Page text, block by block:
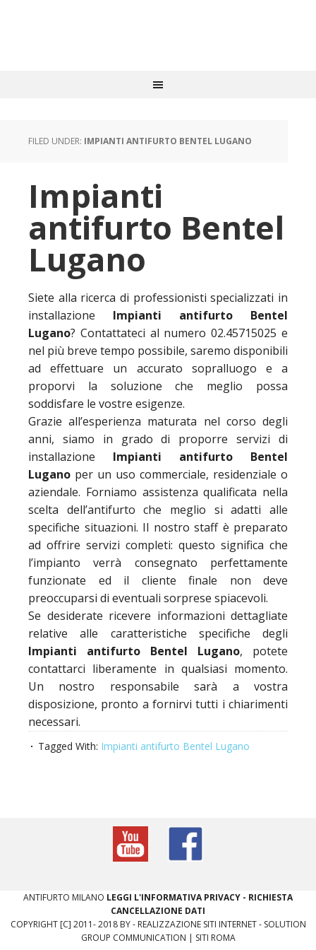
FILED UNDER: IMPIANTI ANTIFURTO BENTEL LUGANO
Impianti
antifurto Bentel
Lugano
Siete alla ricerca di professionisti specializzati in
installazione Impianti antifurto Bentel
Lugano? Contattateci al numero 02.45715025 e
nel più breve tempo possibile, saremo disponibili
ad effettuare un accurato sopralluogo e a
proporvi la soluzione che meglio possa
soddisfare le vostre esigenze.
Grazie all’esperienza maturata nel corso degli
anni, siamo in grado di proporre servizi di
installazione Impianti antifurto Bentel
Lugano per un uso commerciale, residenziale o
aziendale. Forniamo assistenza qualificata nella
scelta dell’antifurto che meglio si adatti alle
specifiche situazioni. Il nostro staff è preparato
ad offrire servizi completi: questo significa che
l’impianto verrà consegnato perfettamente
funzionate ed il cliente finale non deve
preoccuparsi di eventuali sorprese spiacevoli.
Se desiderate ricevere informazioni dettagliate
relative alle caratteristiche specifiche degli
Impianti antifurto Bentel Lugano, potete
contattarci liberamente in qualsiasi momento.
Un nostro responsabile sarà a vostra
disposizione, pronto a fornirvi tutti i chiarimenti
necessari.
Tagged With: Impianti antifurto Bentel Lugano
​ANTIFURTO MILANO LEGGI L'INFORMATIVA PRIVACY - RICHIESTA
CANCELLAZIONE DATI
COPYRIGHT [C] 2011- 2018 BY - REALIZZAZIONE SITI INTERNET- SOLUTION
GROUP COMMUNICATION | SITI ROMA